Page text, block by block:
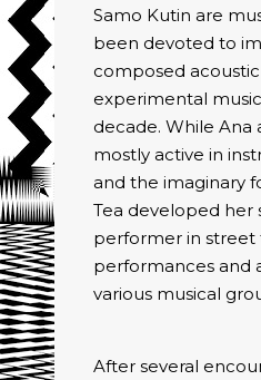
Samo Kutin are
been devoted to
composed
experimental
decade. While Ana
mostly active in
and the imaginary
Tea developed her
performer in street
performances and
various musical
After several